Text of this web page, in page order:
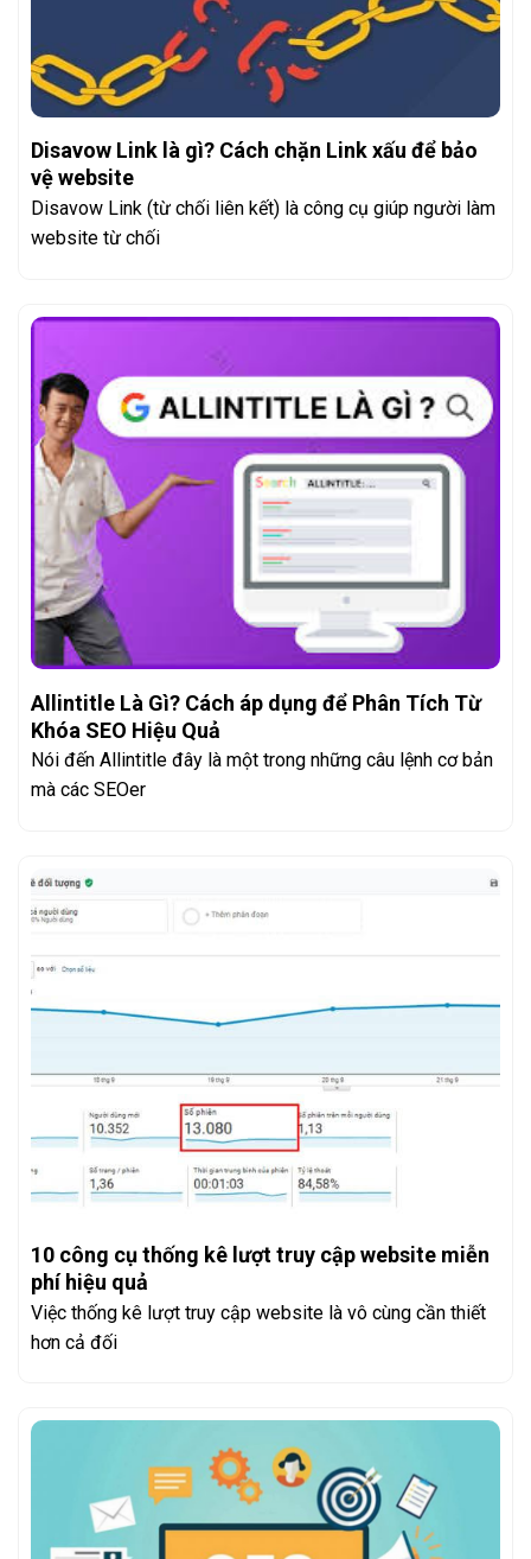
Disavow Link là gì? Cách chặn Link xấu để bảo
vệ website
Disavow Link (từ chối liên kết) là công cụ giúp người làm
website từ chối
Allintitle Là Gì? Cách áp dụng để Phân Tích Từ
Khóa SEO Hiệu Quả
Nói đến Allintitle đây là một trong những câu lệnh cơ bản
mà các SEOer
10 công cụ thống kê lượt truy cập website miễn
phí hiệu quả
Việc thống kê lượt truy cập website là vô cùng cần thiết
hơn cả đối